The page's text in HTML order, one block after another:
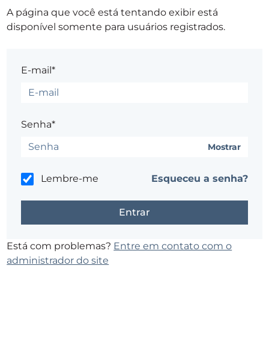
A página que você está tentando exibir está
disponível somente para usuários registrados.
E-mail*
Senha*
Mostrar
Lembre-me Esqueceu a senha?
Está com problemas? Entre em contato com o
administrador do site